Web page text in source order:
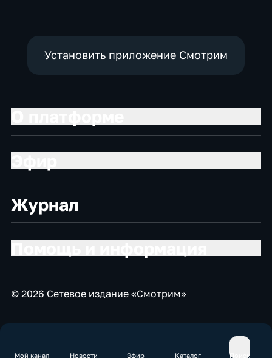
Мой канал Новости Эфир Каталог Поиск
Установить приложение Смотрим
Журнал
© 2026 Сетевое издание «Смотрим»